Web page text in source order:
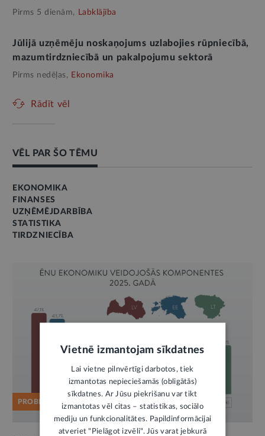
Pirms 5 dienām, Labklājība
Jūlijā uzņēmēju noskaņojums uzlabojies rūpniecībā,
mazumtirdzniecībā un pakalpojumu sektorā
Pirms nedēļas, Ekonomika
Rādīt vēl
VĒL PAR ŠO TĒMU
EKONOMIKA
FINANSES
UZŅĒMĒJDARBĪBA
STATISTIKA
TIRDZNIECĪBA
PROBLĒMA
Vietnē izmantojam sīkdatnes
Lai vietne pilnvērtīgi darbotos, tiek
izmantotas nepieciešamās (obligātās)
sīkdatnes. Ar Jūsu piekrišanu var tikt
izmantotas vēl citas – statistikas, sociālo
mediju un funkcionalitātes. Papildinformācijai
atveriet "Pielāgot izvēli". Jūs varat jebkurā